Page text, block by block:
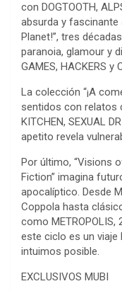
con DOGTOOTH,
absurda y fascinante
Planet!”, tres
paranoia, glamour y
GAMES, HACKERS y
La colección “¡A
sentidos con relatos
KITCHEN, SEXUAL
apetito revela
Por último, “Visions
Fiction” imagina
apocalíptico. Desde
Coppola hasta
como METROPOLIS,
este ciclo es un viaje
intuimos posible.
EXCLUSIVOS MUBI